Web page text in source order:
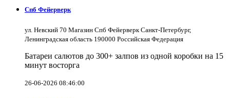
Спб Фейерверк
ул. Невский 70 Магазин Спб Фейерверк Санкт-Петербург,
Ленинградская область 190000 Российская Федерация
Батареи салютов до 300+ залпов из одной коробки на 15
минут восторга
26-06-2026 08:46:00